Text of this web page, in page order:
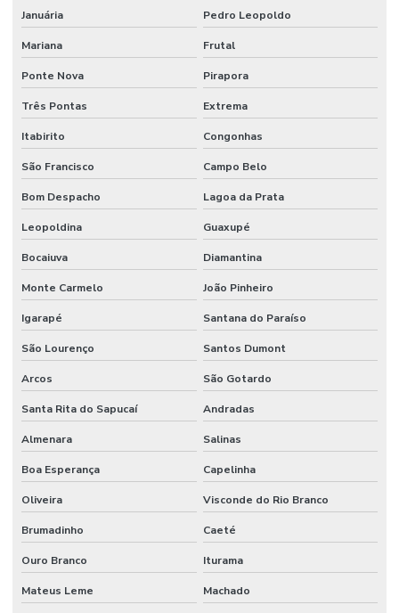
Januária Pedro Leopoldo
Mariana Frutal
Ponte Nova Pirapora
Três Pontas Extrema
Itabirito Congonhas
São Francisco Campo Belo
Bom Despacho Lagoa da Prata
Leopoldina Guaxupé
Bocaiuva Diamantina
Monte Carmelo João Pinheiro
Igarapé Santana do Paraíso
São Lourenço Santos Dumont
Arcos São Gotardo
Santa Rita do Sapucaí Andradas
Almenara Salinas
Boa Esperança Capelinha
Oliveira Visconde do Rio Branco
Brumadinho Caeté
Ouro Branco Iturama
Mateus Leme Machado